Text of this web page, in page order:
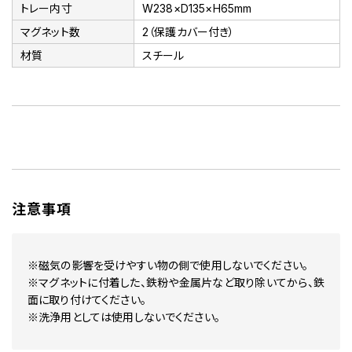
トレー内寸
W238×D135×H65mm
マグネット数
2（保護カバー付き）
材質
スチール
注意事項
※磁気の影響を受けやすい物の側で使用しないでください。
※マグネットに付着した、鉄粉や金属片など取り除いてから、鉄
面に取り付けてください。
※洗浄用としては使用しないでください。